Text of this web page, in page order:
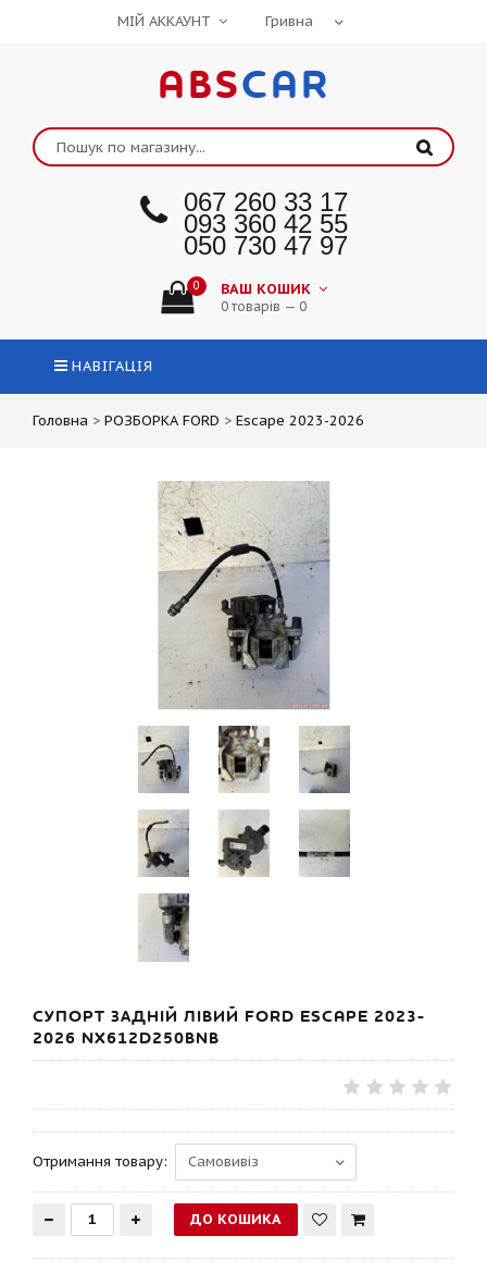
МІЙ АККАУНТ
ABSCAR
067 260 33 17
093 360 42 55
050 730 47 97
0 ВАШ КОШИК
0 товарів — 0
НАВІГАЦІЯ
Головна > РОЗБОРКА FORD > Escape 2023-2026
СУПОРТ ЗАДНІЙ ЛІВИЙ FORD ESCAPE 2023-
2026 NX612D250BNB
Отримання товару: